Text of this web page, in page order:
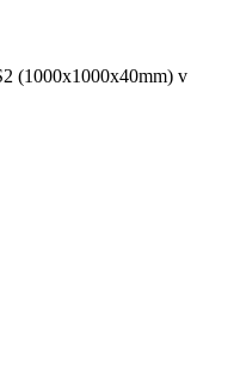
(1000x1000x40mm) v